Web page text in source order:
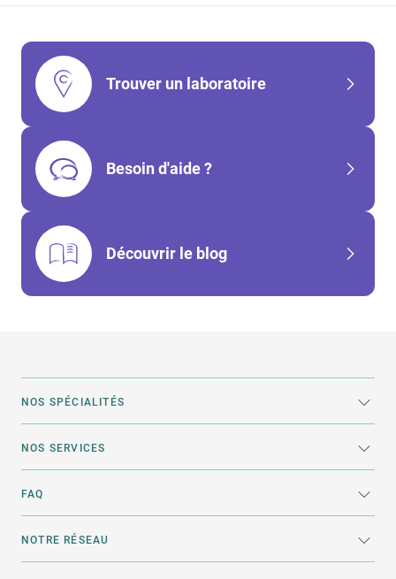
Trouver un laboratoire
Besoin d'aide ?
Découvrir le blog
NOS SPÉCIALITÉS
NOS SERVICES
FAQ
NOTRE RÉSEAU